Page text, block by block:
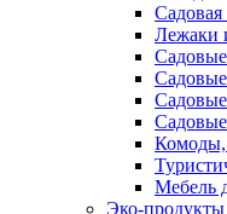
Садовая
Лежаки
Садовые
Комоды,
Мебель
Эко-